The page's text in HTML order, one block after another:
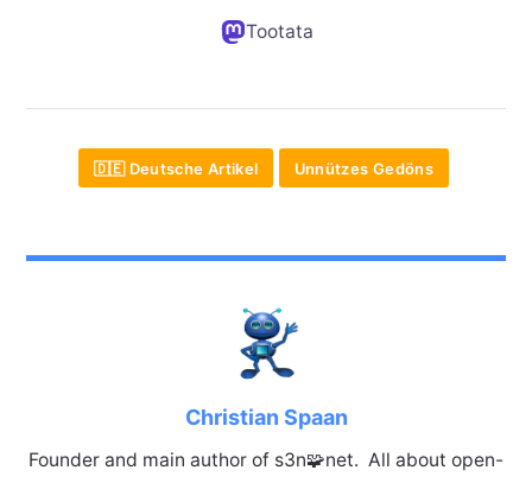
Tootata
🇩🇪 Deutsche Artikel Unnützes Gedöns
Christian Spaan
Founder and main author of s3n🧩net. All about open-